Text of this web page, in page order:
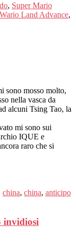
, Super Mario
Wario Land Advance,
sono mosso molto,
nella vasca da
alcuni Tsing Tao, la
mi sono sui
IQUE e
raro che si
china, china, anticipo
invidiosi